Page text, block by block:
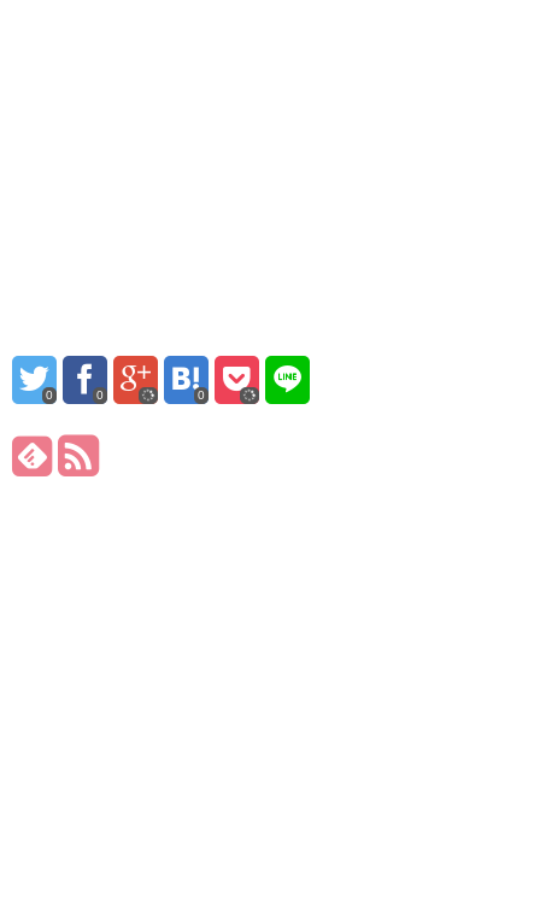
0 0 0